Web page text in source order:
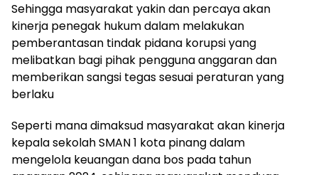
Sehingga masyarakat yakin dan percaya akan
kinerja penegak hukum dalam melakukan
pemberantasan tindak pidana korupsi yang
melibatkan bagi pihak pengguna anggaran dan
memberikan sangsi tegas sesuai peraturan yang
berlaku
Seperti mana dimaksud masyarakat akan kinerja
kepala sekolah SMAN 1 kota pinang dalam
mengelola keuangan dana bos pada tahun